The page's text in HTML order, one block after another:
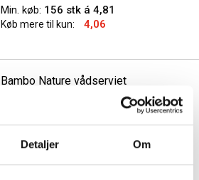
Detaljer Om
Min. køb: 156 stk á 4,81
Køb mere til kun: 4,06
Bambo Nature vådserviet
15x20cm, Svanemærket 80 stk
Min. køb: 12 pakker á 17,69